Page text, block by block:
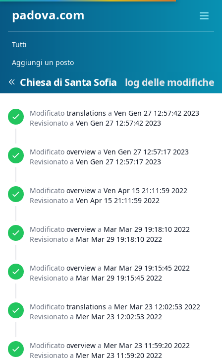
padova.com
Tutti
Aggiungi un posto
Chiesa di Santa Sofia log delle modifiche
Modificato translations a Ven Gen 27 12:57:42 2023
Revisionato a Ven Gen 27 12:57:42 2023
Modificato overview a Ven Gen 27 12:57:17 2023
Revisionato a Ven Gen 27 12:57:17 2023
Modificato overview a Ven Apr 15 21:11:59 2022
Revisionato a Ven Apr 15 21:11:59 2022
Modificato overview a Mar Mar 29 19:18:10 2022
Revisionato a Mar Mar 29 19:18:10 2022
Modificato overview a Mar Mar 29 19:15:45 2022
Revisionato a Mar Mar 29 19:15:45 2022
Modificato translations a Mer Mar 23 12:02:53 2022
Revisionato a Mer Mar 23 12:02:53 2022
Modificato overview a Mer Mar 23 11:59:20 2022
Revisionato a Mer Mar 23 11:59:20 2022